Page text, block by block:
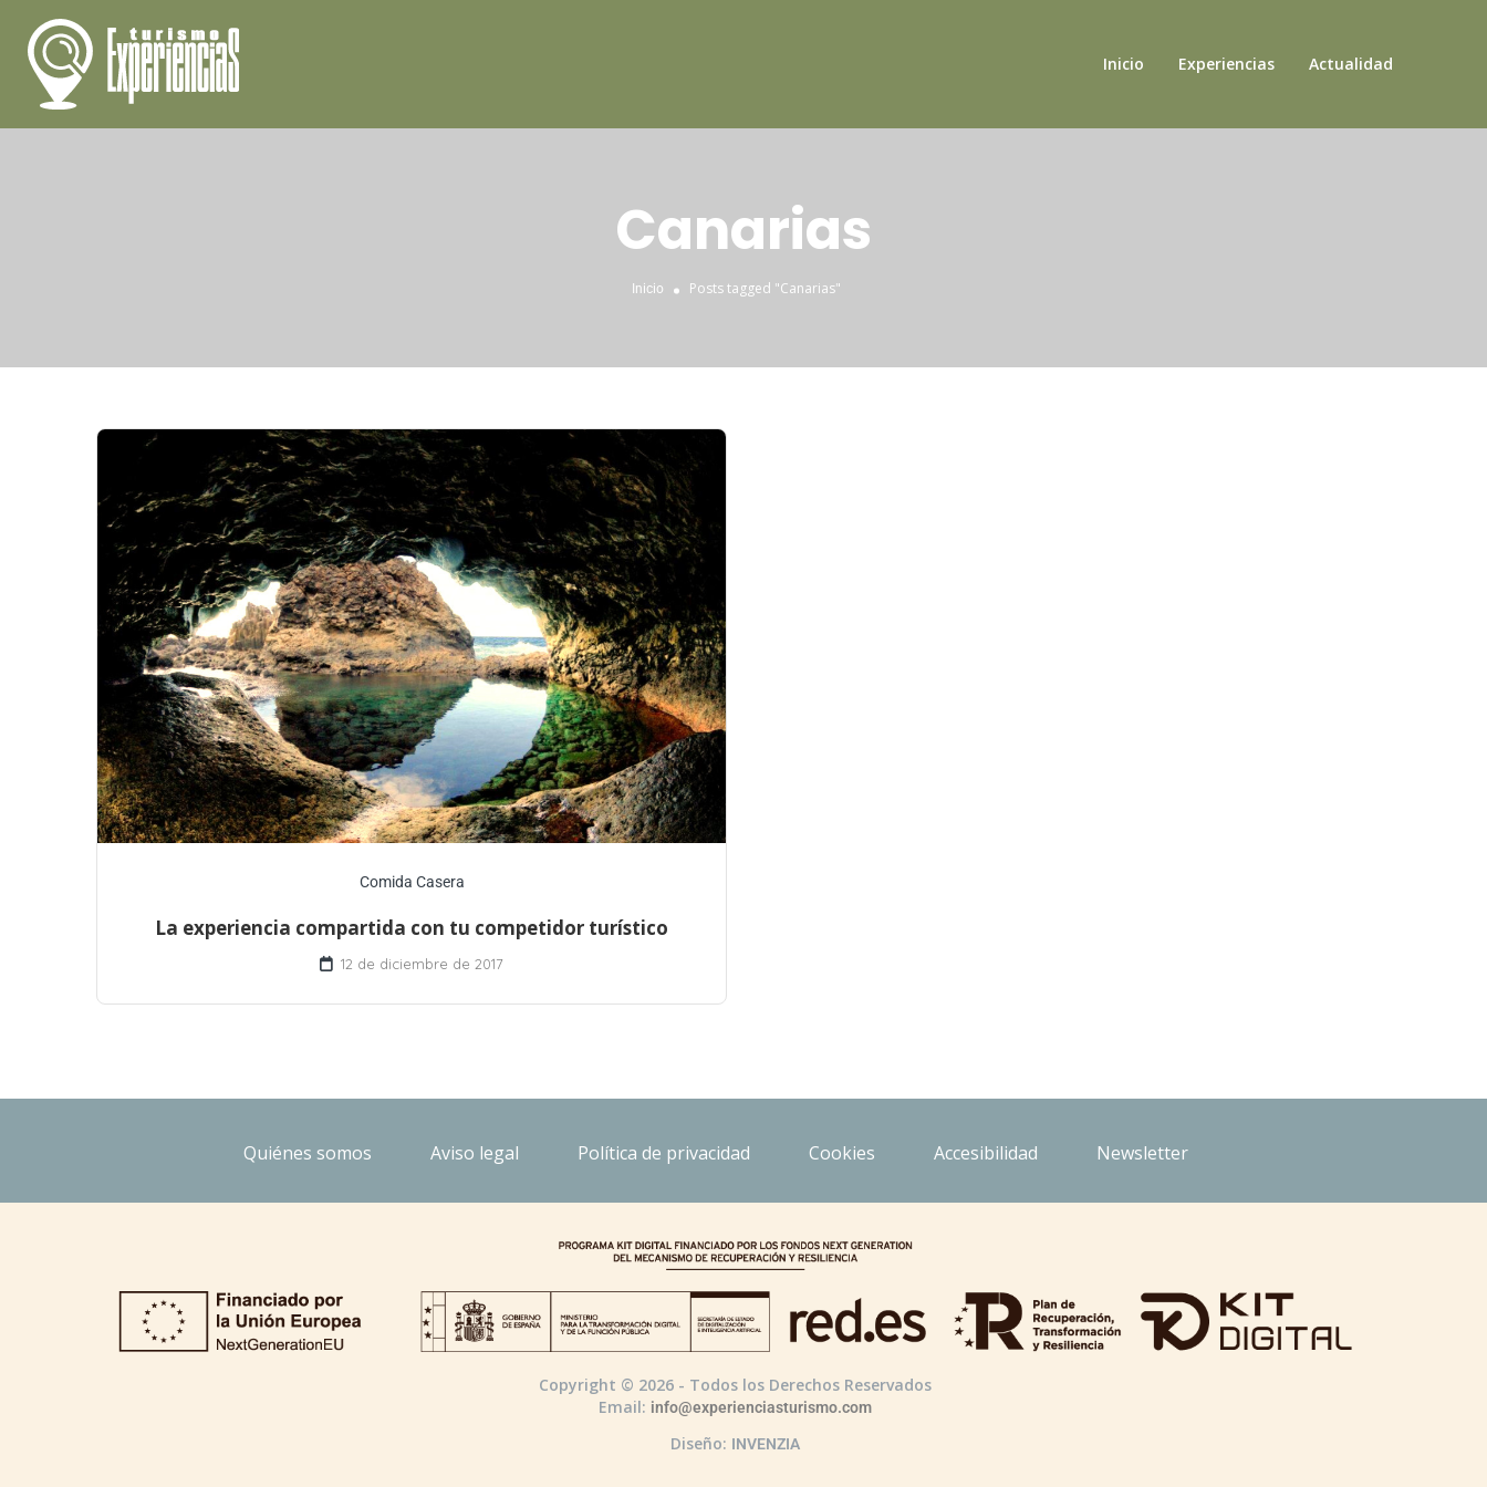
Inicio Experiencias Actualidad
Canarias
Inicio Posts tagged "Canarias"
Comida Casera
La experiencia compartida con tu competidor turístico
12 de diciembre de 2017
Quiénes somos Aviso legal Política de privacidad Cookies Accesibilidad Newsletter
Copyright © 2026 - Todos los Derechos Reservados
Email: info@experienciasturismo.com
Diseño: INVENZIA